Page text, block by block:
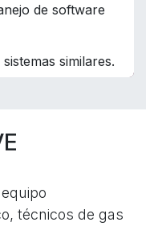
de software
similares.
técnicos de gas